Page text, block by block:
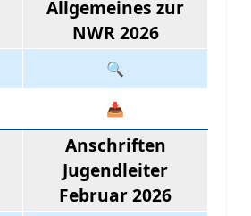
Allgemeines zur
NWR 2026
🔍
📥
Anschriften
Jugendleiter
Februar 2026